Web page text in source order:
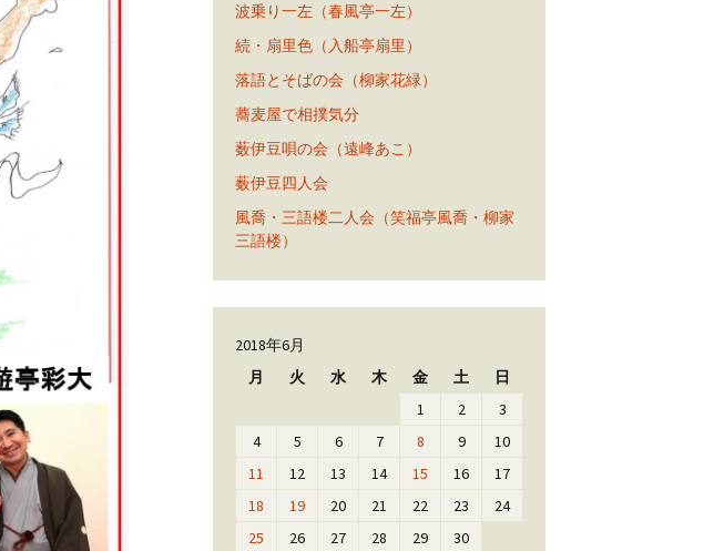
波乗り一左（春風亭一左）
続・扇里色（入船亭扇里）
落語とそばの会（柳家花緑）
蕎麦屋で相撲気分
薮伊豆唄の会（遠峰あこ）
薮伊豆四人会
風喬・三語楼二人会（笑福亭風喬・柳家
三語楼）
2018年6月
月
火 水 木 金 土 日
1 2
3
4
5 6 7 8 9
10
11
12 13 14 15 16
17
18
19 20 21 22 23
24
25
26 27 28 29 30